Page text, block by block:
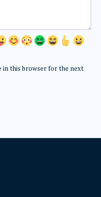
in this browser for the next